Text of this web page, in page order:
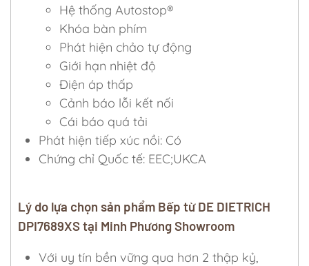
Hệ thống Autostop®
Khóa bàn phím
Phát hiện chảo tự động
Giới hạn nhiệt độ
Điện áp thấp
Cảnh báo lỗi kết nối
Cái báo quá tải
Phát hiện tiếp xúc nồi: Có
Chứng chỉ Quốc tế: EEC;UKCA
Lý do lựa chọn sản phẩm Bếp từ DE DIETRICH
DPI7689XS tại Minh Phương Showroom
Với uy tín bền vững qua hơn 2 thập kỷ,